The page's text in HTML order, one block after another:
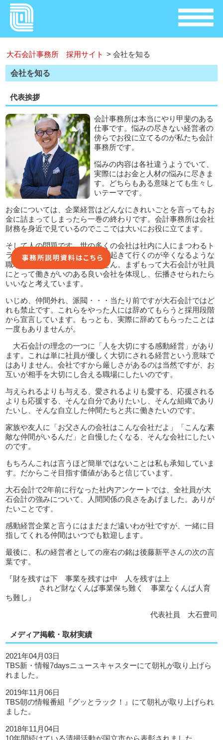
大石会計事務所 採用サイト >会社を知る
会社を知る
代表挨拶
会計事務所は本当にやり甲斐のある
仕事です。悩みの尽きない経営者の
傍らでお役に立てるのが私たち会計
事務所です。
悩みの内容は各社違うようでいて、
実際にはお金と人材の悩みに尽きま
す。どちらもある意味とても生々し
いテーマです。
お金については、企業経営はどんなにきれいごとを言ってもお
金に詰まってしまったら一巻の終わりです。会計事務所は会社
財務を身近で見ているのでここでは大いにお役に立てます。
そして人の問題です。世の多くの会社は社内に人にまつわるト
ラブルを抱えています。私は朝起きて行くのが辛くなるような
職場には絶対にしたくありません。まずもって大石会計が社員
にとって働きがいのある良い会社を体現し、伝播させられたら
いいなと考えています。
いじめ、仲間外れ、派閥・・・当たり前ですが大石会計ではど
れも禁止です。これらをやった人には辞めてもらうと採用段階
から宣言しています。もっとも、実際に辞めてもらったことは
一度もありませんが。
大石会計の理念の一つに「人を大切にする感動経営」があり
ます。これは単に社員が優しく大切にされる経営という意味で
はありません。会社ですから厳しさがあるのは当然ですが、お
互いが相手を大切にし合える職場にしたいのです。
与えられるよりも与える、愛されるよりも愛する、応援される
よりも応援する、そんな自分でありたいし、そんな組織であり
たいし、そんな自立した仲間たちと共に働きたいのです。
家族や友人に「お父さんの会社はこんな会社だよ」「こんな素
敵な仲間がいるんだ」と自慢したくなる、そんな会社にしたい
のです。
もちろんこれは言うほど簡単ではないことは私も承知していま
す。だからこそ目指す価値があると信じています。
大石会計で2年前に行なった社内アンケートでは、全社員が大
石会計の強みについて、人間関係の良さをあげました。ありが
たいことです。
感動経営企業と言うにはまだまだ遠いわが社ですが、一緒に目
指してくれる仲間はいつでも歓迎します。
最後に、私の経営者としての座右の銘は後藤新平さんの次の言
葉です。
『財を残すは下 事業を残すは中 人を残すは上
されど財なくんば事業保ち難く 事業なくんば人育
ち難し』
代表社員 大石豊司
メディア掲載・取材実績
2021年04月03日
TBS新・情報7daysニュースキャスターにて朝礼が取り上げら
れました。
2019年11月06日
TBS朝の情報番組『グッとラック！』にて朝礼が取り上げられ
ました。
2018年11月04日
10年間続けている清掃活動が国立市から表彰されました。